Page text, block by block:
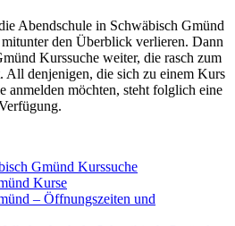
Abendschule in Schwäbisch Gmünd
den Überblick verlieren. Dann
Kurssuche weiter, die rasch zum
All denjenigen, die sich zu einem Kurs
anmelden möchten, steht folglich eine
Gmünd Kurssuche
Kurse
– Öffnungszeiten und